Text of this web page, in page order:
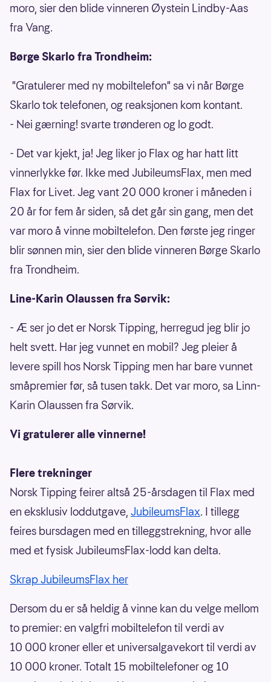
moro, sier den blide vinneren Øystein Lindby-Aas
fra Vang.
Børge Skarlo fra Trondheim:
"Gratulerer med ny mobiltelefon" sa vi når Børge
Skarlo tok telefonen, og reaksjonen kom kontant.
- Nei gærning! svarte trønderen og lo godt.
- Det var kjekt, ja! Jeg liker jo Flax og har hatt litt
vinnerlykke før. Ikke med JubileumsFlax, men med
Flax for Livet. Jeg vant 20 000 kroner i måneden i
20 år for fem år siden, så det går sin gang, men det
var moro å vinne mobiltelefon. Den første jeg ringer
blir sønnen min, sier den blide vinneren Børge Skarlo
fra Trondheim.
Line-Karin Olaussen fra Sørvik:
- Æ ser jo det er Norsk Tipping, herregud jeg blir jo
helt svett. Har jeg vunnet en mobil? Jeg pleier å
levere spill hos Norsk Tipping men har bare vunnet
småpremier før, så tusen takk. Det var moro, sa Linn-
Karin Olaussen fra Sørvik.
Vi gratulerer alle vinnerne!
Flere trekninger
Norsk Tipping feirer altså 25-årsdagen til Flax med
en eksklusiv loddutgave, JubileumsFlax. I tillegg
feires bursdagen med en tilleggstrekning, hvor alle
med et fysisk JubileumsFlax-lodd kan delta.
Skrap JubileumsFlax her
Dersom du er så heldig å vinne kan du velge mellom
to premier: en valgfri mobiltelefon til verdi av
10 000 kroner eller et universalgavekort til verdi av
10 000 kroner. Totalt 15 mobiltelefoner og 10